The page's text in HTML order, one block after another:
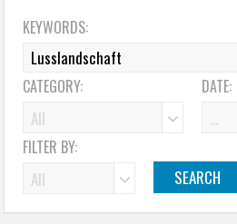
KEYWORDS:
CATEGORY: DATE:
FILTER BY: